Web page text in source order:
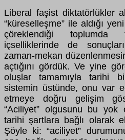
Liberal faşist diktatörlükler
“küreselleşme” ile aldığı
çöreklendiği
içselliklerinde de
zaman-mekan
açtığını gördük. Ve yine
oluşlar tamamıyla tarihi
sistemin üstünde, onu var
etmeye doğru gelişim
“Aciliyet” olgusunu bu yok
tarihi şartlara bağlı olarak
Şöyle ki: “aciliyet”